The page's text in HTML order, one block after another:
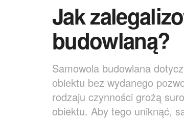
Jak
budowlaną?
Samowola budowlana
obiektu bez wydanego
rodzaju czynności grożą
obiektu. Aby tego uniknąć,